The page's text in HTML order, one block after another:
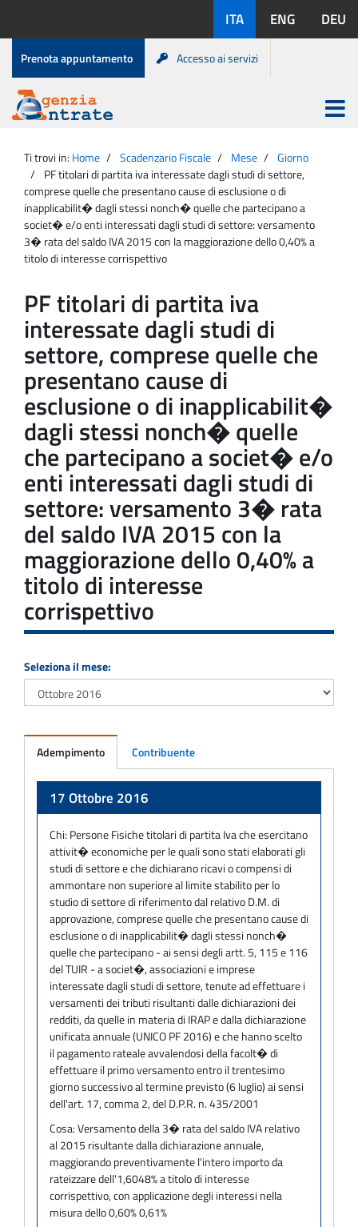
contenuto
disponibili:
ITA ENG DEU
Menu
di
servizio
Prenota appuntamento Accesso ai servizi
Agenzia
Entrate
Apri
menu
principale
Ti trovi in: Home Scadenzario Fiscale Mese
Giorno
PF titolari di partita iva interessate dagli studi di settore,
comprese quelle che presentano cause di esclusione o di
inapplicabilit� dagli stessi nonch� quelle che partecipano a
societ� e/o enti interessati dagli studi di settore: versamento
3� rata del saldo IVA 2015 con la maggiorazione dello 0,40% a
titolo di interesse corrispettivo
PF titolari di partita iva
interessate dagli studi di
settore, comprese quelle che
presentano cause di
esclusione o di inapplicabilit�
dagli stessi nonch� quelle
che partecipano a societ� e/o
enti interessati dagli studi di
settore: versamento 3� rata
del saldo IVA 2015 con la
maggiorazione dello 0,40% a
titolo di interesse
corrispettivo
Seleziona il mese:
Adempimento Contribuente
17 Ottobre 2016
Chi: Persone Fisiche titolari di partita Iva che esercitano
attivit� economiche per le quali sono stati elaborati gli
studi di settore e che dichiarano ricavi o compensi di
ammontare non superiore al limite stabilito per lo
studio di settore di riferimento dal relativo D.M. di
approvazione, comprese quelle che presentano cause di
esclusione o di inapplicabilit� dagli stessi nonch�
quelle che partecipano - ai sensi degli artt. 5, 115 e 116
del TUIR - a societ�, associazioni e imprese
interessate dagli studi di settore, tenute ad effettuare i
versamenti dei tributi risultanti dalle dichiarazioni dei
redditi, da quelle in materia di IRAP e dalla dichiarazione
unificata annuale (UNICO PF 2016) e che hanno scelto
il pagamento rateale avvalendosi della facolt� di
effettuare il primo versamento entro il trentesimo
giorno successivo al termine previsto (6 luglio) ai sensi
dell'art. 17, comma 2, del D.P.R. n. 435/2001
Cosa:Versamento della 3� rata del saldo IVA relativo
al 2015 risultante dalla dichiarazione annuale,
maggiorando preventivamente l'intero importo da
rateizzare dell'1,6048% a titolo di interesse
corrispettivo, con applicazione degli interessi nella
misura dello 0,60% 0,61%